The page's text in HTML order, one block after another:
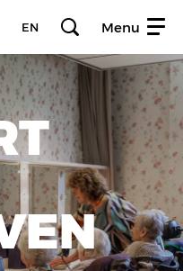
EN Menu